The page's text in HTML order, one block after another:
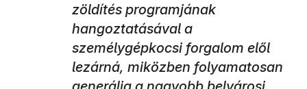
zöldítés programjának
hangoztatásával a
személygépkocsi forgalom elől
lezárná, miközben folyamatosan